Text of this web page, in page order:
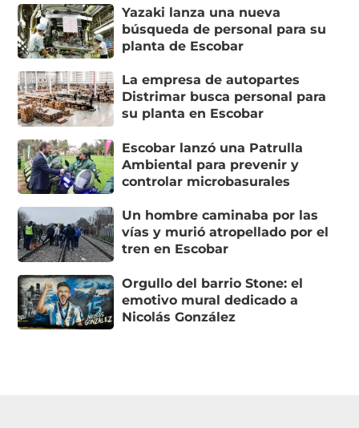
Yazaki lanza una nueva
búsqueda de personal para su
planta de Escobar
La empresa de autopartes
Distrimar busca personal para
su planta en Escobar
Escobar lanzó una Patrulla
Ambiental para prevenir y
controlar microbasurales
Un hombre caminaba por las
vías y murió atropellado por el
tren en Escobar
Orgullo del barrio Stone: el
emotivo mural dedicado a
Nicolás González